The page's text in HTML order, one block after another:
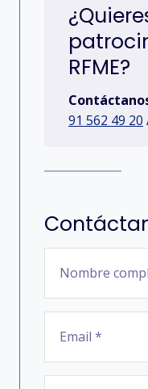
RFME?
91 562 49 20